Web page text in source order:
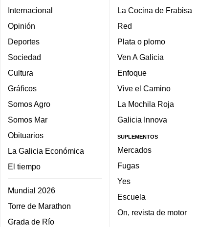
Internacional
Opinión
Deportes
Sociedad
Cultura
Gráficos
Somos Agro
Somos Mar
Obituarios
La Galicia Económica
El tiempo
Mundial 2026
Torre de Marathon
Grada de Río
La Cocina de Frabisa
Red
Plata o plomo
Ven A Galicia
Enfoque
Vive el Camino
La Mochila Roja
Galicia Innova
SUPLEMENTOS
Mercados
Fugas
Yes
Escuela
On, revista de motor